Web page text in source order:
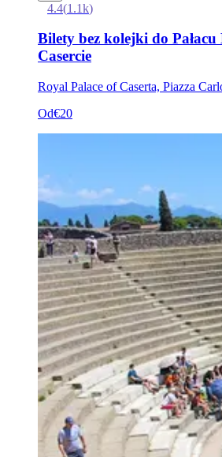
4.4(1.1k)
Bilety bez kolejki do
Casercie
Royal Palace of Caserta, Piazza
Od€20